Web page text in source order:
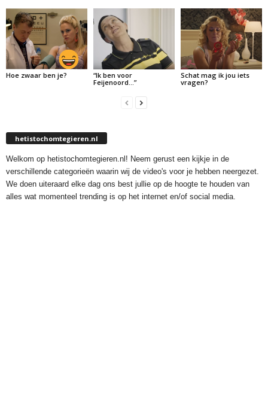
Hoe zwaar ben je?
“Ik ben voor
Feijenoord…”
Schat mag ik jou iets
vragen?
hetistochomtegieren.nl
Welkom op hetistochomtegieren.nl! Neem gerust een kijkje in de
verschillende categorieën waarin wij de video's voor je hebben neergezet.
We doen uiteraard elke dag ons best jullie op de hoogte te houden van
alles wat momenteel trending is op het internet en/of social media.